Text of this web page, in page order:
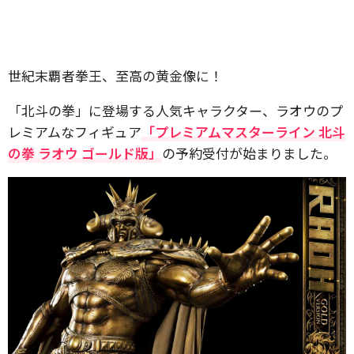
世紀末覇者拳王、至高の黄金像に！
「北斗の拳」に登場する人気キャラクター、ラオウのプ
レミアムなフィギュア 「プレミアムマスターライン 北斗
の拳 ラオウ ゴールド版」 の予約受付が始まりました。